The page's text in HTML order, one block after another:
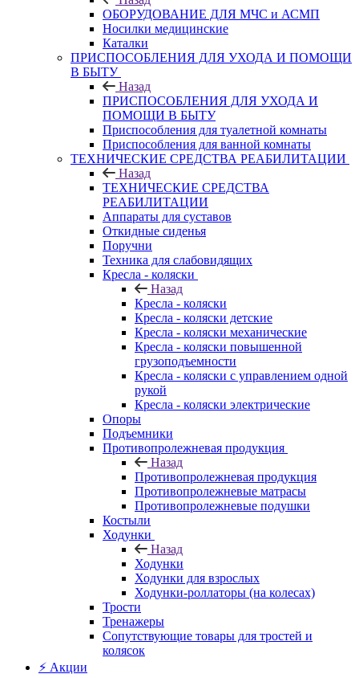
ОБОРУДОВАНИЕ ДЛЯ МЧС и АСМП
Носилки медицинские
Каталки
ПРИСПОСОБЛЕНИЯ ДЛЯ УХОДА И ПОМОЩИ
В БЫТУ
Назад
ПРИСПОСОБЛЕНИЯ ДЛЯ УХОДА И
ПОМОЩИ В БЫТУ
Приспособления для туалетной комнаты
Приспособления для ванной комнаты
ТЕХНИЧЕСКИЕ СРЕДСТВА РЕАБИЛИТАЦИИ
Назад
ТЕХНИЧЕСКИЕ СРЕДСТВА
РЕАБИЛИТАЦИИ
Аппараты для суставов
Откидные сиденья
Поручни
Техника для слабовидящих
Кресла - коляски
Назад
Кресла - коляски
Кресла - коляски детские
Кресла - коляски механические
Кресла - коляски повышенной
грузоподъемности
Кресла - коляски с управлением одной
рукой
Кресла - коляски электрические
Опоры
Подъемники
Противопролежневая продукция
Назад
Противопролежневая продукция
Противопролежневые матрасы
Противопролежневые подушки
Костыли
Ходунки
Назад
Ходунки
Ходунки для взрослых
Ходунки-роллаторы (на колесах)
Трости
Тренажеры
Сопутствующие товары для тростей и
колясок
⚡ Акции